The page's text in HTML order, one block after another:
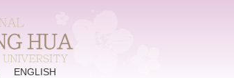
ENGLISH